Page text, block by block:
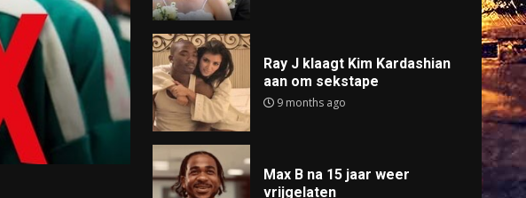
Ray J klaagt Kim Kardashian
aan om sekstape
9 months ago
Max B na 15 jaar weer
vrijgelaten